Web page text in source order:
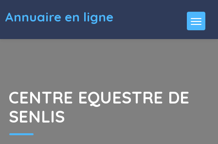
Annuaire en ligne
CENTRE EQUESTRE DE
SENLIS